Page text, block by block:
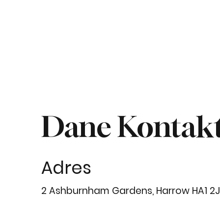
Dane
Adres
2 Ashburnham Gardens, Harrow HA1